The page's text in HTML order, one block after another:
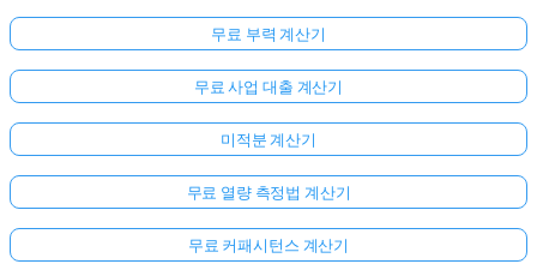
무료 부력 계산기
무료 사업 대출 계산기
미적분 계산기
무료 열량 측정법 계산기
무료 커패시턴스 계산기